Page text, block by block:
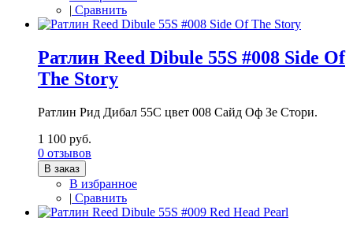
| Сравнить
Ратлин Reed Dibule 55S #008 Side Of
The Story
Ратлин Рид Дибал 55С цвет 008 Сайд Оф Зе Стори.
1 100 руб.
0 отзывов
В заказ
В избранное
| Сравнить